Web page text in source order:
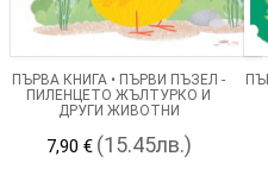
ПЪРВА КНИГА • ПЪРВИ ПЪЗЕЛ -
ПИЛЕНЦЕТО ЖЪЛТУРКО И
ДРУГИ ЖИВОТНИ
7,90 € (15.45лв.)